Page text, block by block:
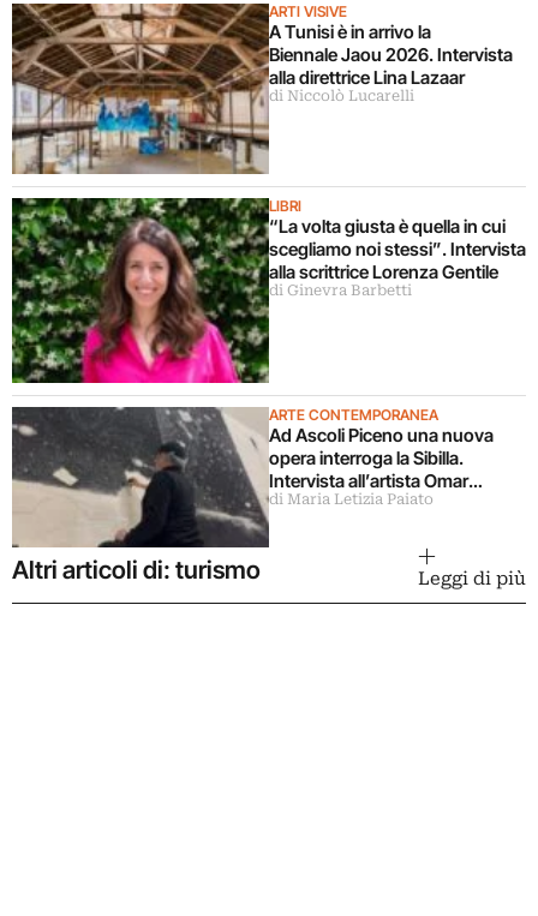
ARTI VISIVE
A Tunisi è in arrivo la
Biennale Jaou 2026. Intervista
alla direttrice Lina Lazaar
di Niccolò Lucarelli
LIBRI
“La volta giusta è quella in cui
scegliamo noi stessi”. Intervista
alla scrittrice Lorenza Gentile
di Ginevra Barbetti
ARTE CONTEMPORANEA
Ad Ascoli Piceno una nuova
opera interroga la Sibilla.
Intervista all’artista Omar
Galliani
di Maria Letizia Paiato
Altri articoli di: turismo Leggi di più